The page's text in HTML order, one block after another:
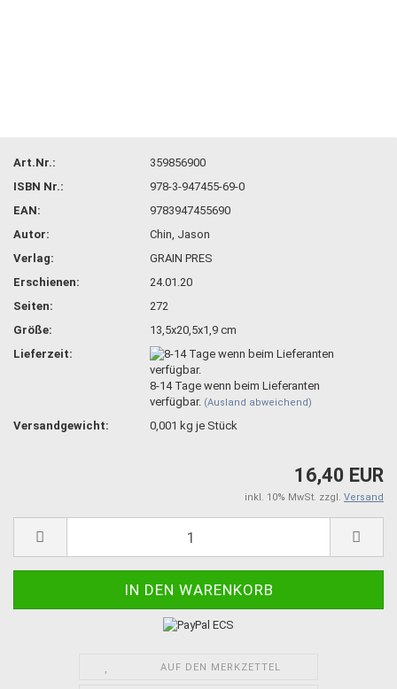
Art.Nr.:
359856900
ISBN Nr.:
978-3-947455-69-0
EAN:
9783947455690
Autor:
Chin, Jason
Verlag:
GRAIN PRES
Erschienen:
24.01.20
Seiten:
272
Größe:
13,5x20,5x1,9 cm
Lieferzeit:
8-14 Tage wenn beim Lieferanten
verfügbar. (Ausland abweichend)
Versandgewicht: 0,001 kg je Stück
16,40 EUR
inkl. 10% MwSt. zzgl. Versand
AUF DEN MERKZETTEL